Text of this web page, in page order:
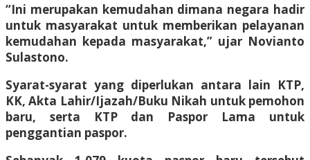
“Ini merupakan kemudahan dimana negara hadir
untuk masyarakat untuk memberikan pelayanan
kemudahan kepada masyarakat,” ujar Novianto
Sulastono.
Syarat-syarat yang diperlukan antara lain KTP,
KK, Akta Lahir/Ijazah/Buku Nikah untuk pemohon
baru, serta KTP dan Paspor Lama untuk
penggantian paspor.